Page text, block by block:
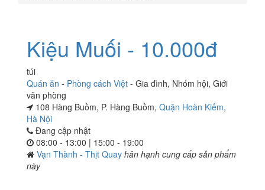
Kiệu Muối - 10.000đ
túi
Quán ăn - Phòng cách Việt - Gia đình, Nhóm hội, Giới
văn phòng
108 Hàng Buồm, P. Hàng Buồm, Quận Hoàn Kiếm,
Hà Nội
Đang cập nhật
08:00 - 13:00 | 15:00 - 19:00
Vạn Thành - Thịt Quay hân hạnh cung cấp sản phẩm
này